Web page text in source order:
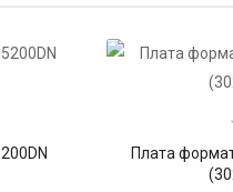
Плата